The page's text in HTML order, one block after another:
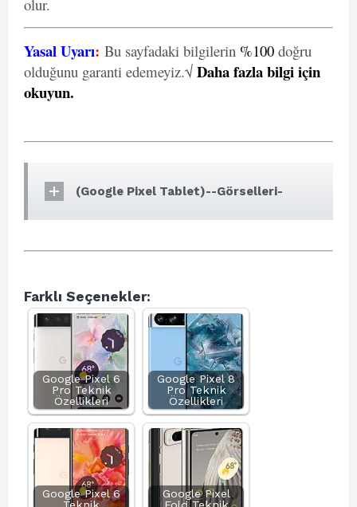
olur.
Yasal Uyarı: Bu sayfadaki bilgilerin %100 doğru
olduğunu garanti edemeyiz.√ Daha fazla bilgi için
okuyun.
(Google Pixel Tablet)--Görselleri-
Farklı Seçenekler:
Google Pixel 6
Pro Teknik
Özellikleri
Google Pixel 8
Pro Teknik
Özellikleri
Google Pixel 6
Google Pixel